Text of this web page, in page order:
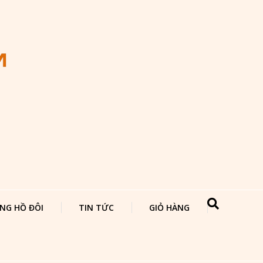
HỒ ĐÔI TIN TỨC GIỎ HÀNG